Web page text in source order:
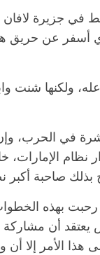
جزيرة لافان
أسفر عن حريق
ولكنها شنت
في الحرب،
الإمارات،
بهذه
أن مشاركة
الأمر إلا أن